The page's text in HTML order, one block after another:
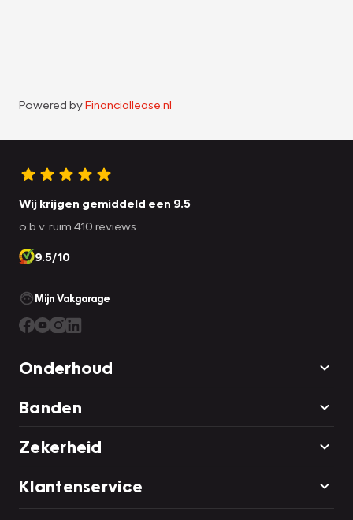
Powered byFinanciallease.nl
Wij krijgen gemiddeld een 9.5
o.b.v. ruim 410 reviews
9.5/10
Mijn Vakgarage
Onderhoud
Banden
Zekerheid
Klantenservice